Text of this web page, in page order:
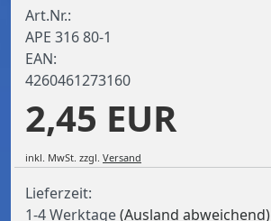
Art.Nr.:
APE 316 80-1
EAN:
4260461273160
2,45 EUR
inkl. MwSt. zzgl. Versand
Lieferzeit:
1-4 Werktage(Ausland abweichend)